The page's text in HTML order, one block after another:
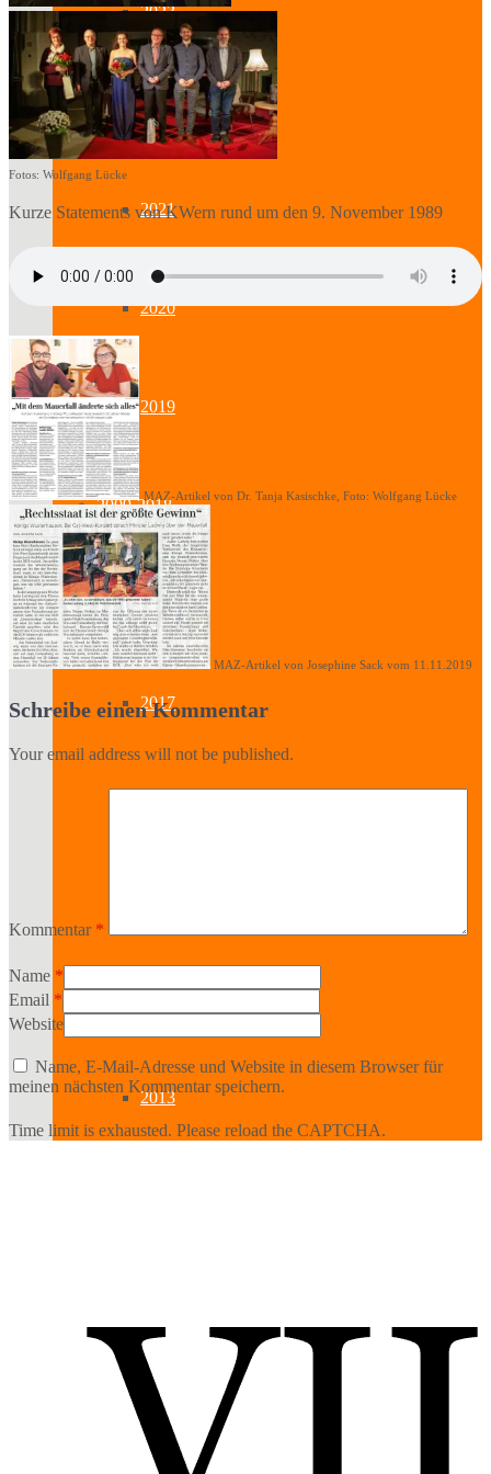
2023
2022
2021
2020
2019
2009-2018
2018
2017
2013
2010
Fotos: Wolfgang Lücke
Kurze Statements von KWern rund um den 9. November 1989
MAZ-Artikel von Dr. Tanja Kasischke, Foto: Wolfgang Lücke
MAZ-Artikel von Josephine Sack vom 11.11.2019
Schreibe einen Kommentar
Your email address will not be published.
Kommentar *
Name *
Email *
Website
Name, E-Mail-Adresse und Website in diesem Browser für
meinen nächsten Kommentar speichern.
Time limit is exhausted. Please reload the CAPTCHA.